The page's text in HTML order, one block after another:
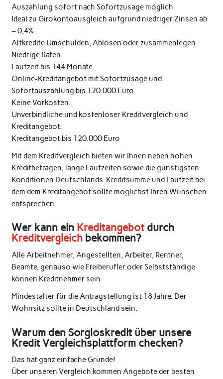
Auszahlung sofort nach Sofortzusage möglich
Ideal zu Girokontoausgleich aufgrund niedriger Zinsen ab
– 0,4%
Altkredite Umschulden, Ablösen oder zusammenlegen
Niedrige Raten.
Laufzeit bis 144 Monate
Online-Kreditangebot mit Sofortzusage und
Sofortauszahlung bis 120.000 Euro
Keine Vorkosten.
Unverbindliche und kostenloser Kreditvergleich und
Kreditangebot.
Kreditangebot bis 120.000 Euro
Mit dem Kreditvergleich bieten wir Ihnen neben hohen
Kreditbeträgen, lange Laufzeiten sowie die günstigsten
Konditionen Deutschlands. Kreditsumme und Laufzeit bei
dem dem Kreditangebot sollte möglichst Ihren Wünschen
entsprechen.
Wer kann ein Kreditangebotdurch
Kreditvergleichbekommen?
Alle Arbeitnehmer, Angestellten, Arbeiter, Rentner,
Beamte, genauso wie Freiberufler oder Selbstständige
können Kreditnehmer sein
Mindestalter für die Antragstellung ist 18 Jahre. Der
Wohnsitz sollte in Deutschland sein.
Warum den Sorgloskredit über unsere
Kredit Vergleichsplattform checken?
Das hat ganz einfache Gründe!
Über unseren Vergleich kommen Angebote der besten